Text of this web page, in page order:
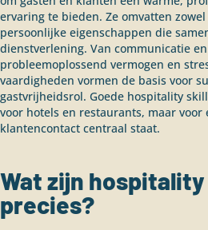
ervaring te bieden. Ze omvatten
persoonlijke eigenschappen die
dienstverlening. Van communicatie
probleemoplossend vermogen en
vaardigheden vormen de basis voor
gastvrijheidsrol. Goede hospitality
voor hotels en restaurants, maar voor
klantencontact centraal staat.
Wat zijn
precies?